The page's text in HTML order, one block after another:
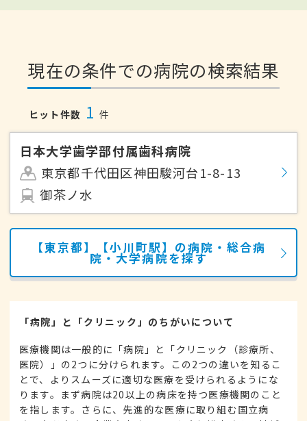
現在の条件での病院の検索結果
ヒット件数 1 件
日本大学歯学部付属歯科病院
東京都千代田区神田駿河台1-8-13
御茶ノ水
【東京都】【小川町駅】の病院・総合病
院・大学病院を探す
「病院」と「クリニック」のちがいについて
医療機関は一般的に「病院」と「クリニック（診療所、
医院）」の2つに分けられます。この2つの違いを知るこ
とで、よりスムーズに適切な医療を受けられるようにな
ります。まず病院は20以上の病床を持つ医療機関のこと
を指します。さらに、先進的な医療に取り組む国立病